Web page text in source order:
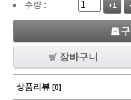
수량 :
+1
장바구니
상품리뷰 [0]